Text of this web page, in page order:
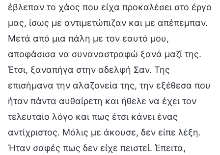
έβλεπαν το χάος που είχα προκαλέσει στο έργο
μας, ίσως με αντιμετώπιζαν και με απέπεμπαν.
Μετά από μια πάλη με τον εαυτό μου,
αποφάσισα να συναναστραφώ ξανά μαζί της.
Έτσι, ξαναπήγα στην αδελφή Σαν. Της
επισήμανα την αλαζονεία της, την εξέθεσα που
ήταν πάντα αυθαίρετη και ήθελε να έχει τον
τελευταίο λόγο και πως έτσι κάνει ένας
αντίχριστος. Μόλις με άκουσε, δεν είπε λέξη.
Ήταν σαφές πως δεν είχε πειστεί. Έπειτα,